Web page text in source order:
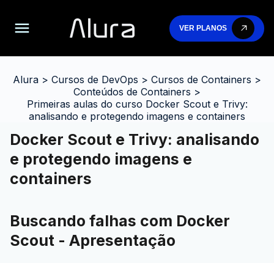
VER PLANOS
Alura > Cursos de DevOps > Cursos de Containers >
Conteúdos de Containers >
Primeiras aulas do curso Docker Scout e Trivy:
analisando e protegendo imagens e containers
Docker Scout e Trivy: analisando
e protegendo imagens e
containers
Buscando falhas com Docker
Scout - Apresentação